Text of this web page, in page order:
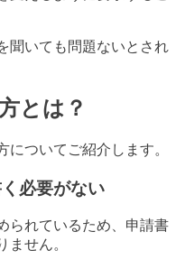
聞いても問題ないとされ
とは？
についてご紹介します。
必要がない
られているため、申請書
ません。